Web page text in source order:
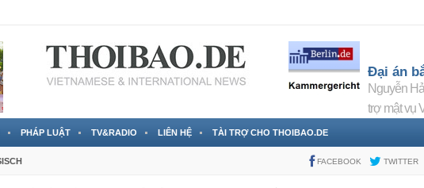
Đại án
Nguyễn
trợ mật vụ
PHÁP LUẬT TV&RADIO LIÊN HỆ TÀI TRỢ CHO THOIBAO.DE
FACEBOOK TWITTER